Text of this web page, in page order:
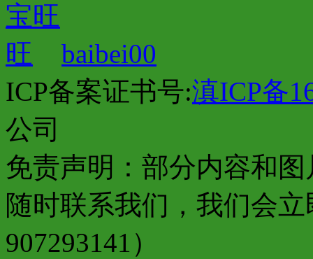
baibei00
ICP备案证书号:滇ICP备
公司
免责声明：部分内容和
随时联系我们，我们会
907293141）